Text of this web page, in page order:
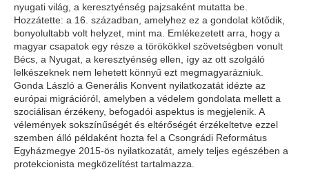
nyugati világ, a keresztyénség pajzsaként mutatta be.
Hozzátette: a 16. században, amelyhez ez a gondolat kötődik,
bonyolultabb volt helyzet, mint ma. Emlékezetett arra, hogy a
magyar csapatok egy része a törökökkel szövetségben vonult
Bécs, a Nyugat, a keresztyénség ellen, így az ott szolgáló
lelkészeknek nem lehetett könnyű ezt megmagyarázniuk.
Gonda László a Generális Konvent nyilatkozatát idézte az
európai migrációról, amelyben a védelem gondolata mellett a
szociálisan érzékeny, befogadói aspektus is megjelenik. A
vélemények sokszínűségét és eltérőségét érzékeltetve ezzel
szemben álló példaként hozta fel a Csongrádi Református
Egyházmegye 2015-ös nyilatkozatát, amely teljes egészében a
protekcionista megközelítést tartalmazza.